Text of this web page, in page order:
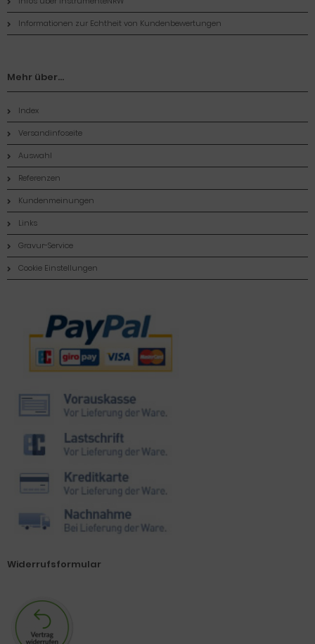
Informationen zur Echtheit von Kundenbewertungen
Mehr über...
Index
Versandinfoseite
Auswahl
Referenzen
Kundenmeinungen
Links
Gravur-Service
Cookie Einstellungen
Zahlungsmethoden
Widerrufsformular